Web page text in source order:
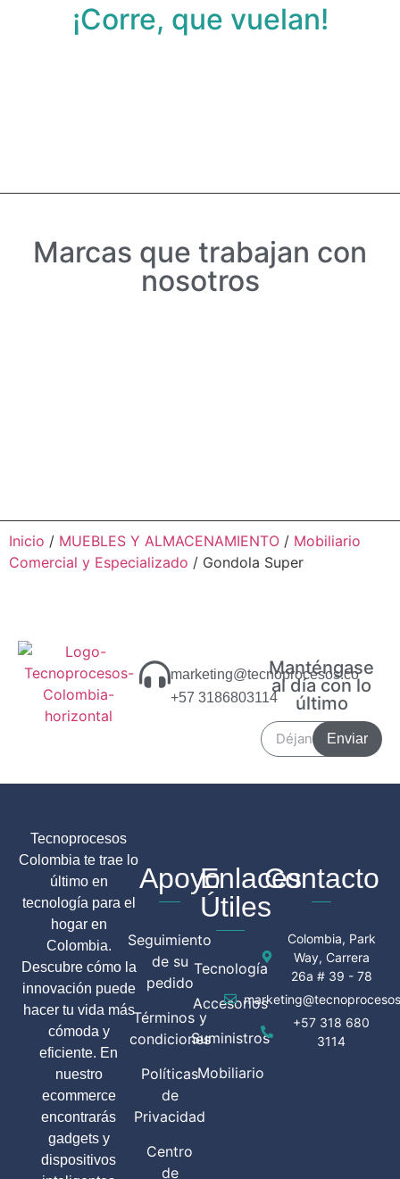
¡Corre, que vuelan!
Marcas que trabajan con
nosotros
Inicio / MUEBLES Y ALMACENAMIENTO / Mobiliario
Comercial y Especializado / Gondola Super
marketing@tecnoprocesos.co
+57 3186803114
Manténgase
al día con lo
último
Enviar
Tecnoprocesos
Colombia te trae lo
último en
tecnología para el
hogar en
Colombia.
Descubre cómo la
innovación puede
hacer tu vida más
cómoda y
eficiente. En
nuestro
ecommerce
encontrarás
gadgets y
dispositivos
Apoyo
Seguimiento
de su
pedido
Términos y
condiciones
Políticas
de
Privacidad
Centro
de
Enlaces
Útiles
Tecnología
Accesorios
Suministros
Mobiliario
Contacto
Colombia, Park
Way, Carrera
26a # 39 - 78
+57 318 680
3114